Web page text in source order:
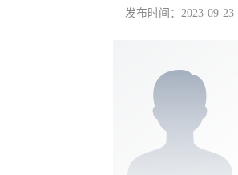
发布时间：2023-09-23